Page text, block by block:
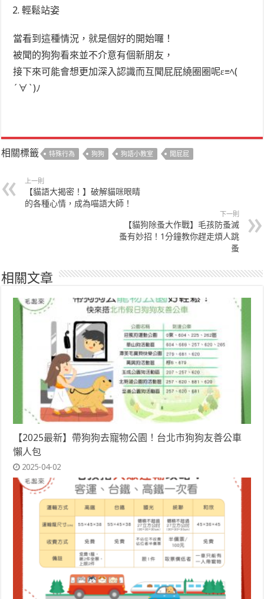
輕鬆站姿
當看到這種情況，就是個好的開始囉！
被聞的狗狗看來並不介意有個新朋友，
接下來可能會想更加深入認識而互聞屁屁繞圈圈呢ε≡ﾍ(
´∀`)ﾉ
相關標籤 特殊行為 狗狗 狗語小教室 聞屁屁
上一則
【貓語大揭密！】破解貓咪眼睛
的各種心情，成為喵語大師！
下一則
【貓狗除蚤大作戰】毛孩防蚤滅
蚤有妙招！1分鐘教你趕走煩人跳
蚤
相關文章
【2025最新】帶狗狗去寵物公園！台北市狗狗友善公車
懶人包
2025-04-02